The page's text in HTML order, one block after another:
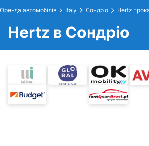
Оренда автомобілів Italy Сондріо Hertz
Hertz в Сондріо